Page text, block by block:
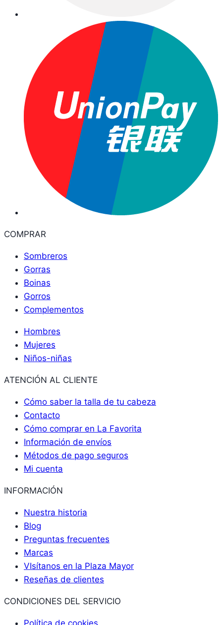
COMPRAR
Sombreros
Gorras
Boinas
Gorros
Complementos
Hombres
Mujeres
Niños-niñas
ATENCIÓN AL CLIENTE
Cómo saber la talla de tu cabeza
Contacto
Cómo comprar en La Favorita
Información de envíos
Métodos de pago seguros
Mi cuenta
INFORMACIÓN
Nuestra historia
Blog
Preguntas frecuentes
Marcas
VIsítanos en la Plaza Mayor
Reseñas de clientes
CONDICIONES DEL SERVICIO
Política de cookies